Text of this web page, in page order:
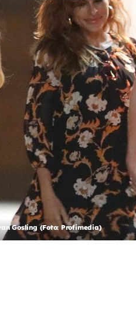
Gosling (Foto: Profimedia)